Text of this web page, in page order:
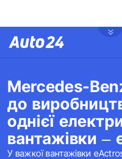
Mercedes-
до
однієї
вантажівки –
У важкої вантажівки